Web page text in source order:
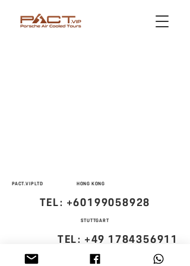
HONG KONG
PACT.VIP LTD
TEL: +60199058928
STUTTGART
TEL: +49 1784356911